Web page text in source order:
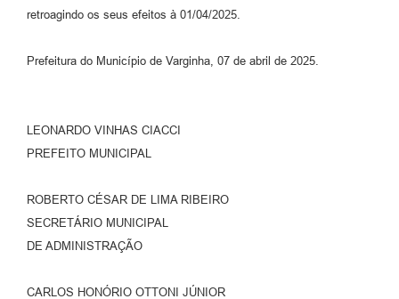
retroagindo os seus efeitos à 01/04/2025.
Prefeitura do Município de Varginha, 07 de abril de 2025.
LEONARDO VINHAS CIACCI
PREFEITO MUNICIPAL
ROBERTO CÉSAR DE LIMA RIBEIRO
SECRETÁRIO MUNICIPAL
DE ADMINISTRAÇÃO
CARLOS HONÓRIO OTTONI JÚNIOR